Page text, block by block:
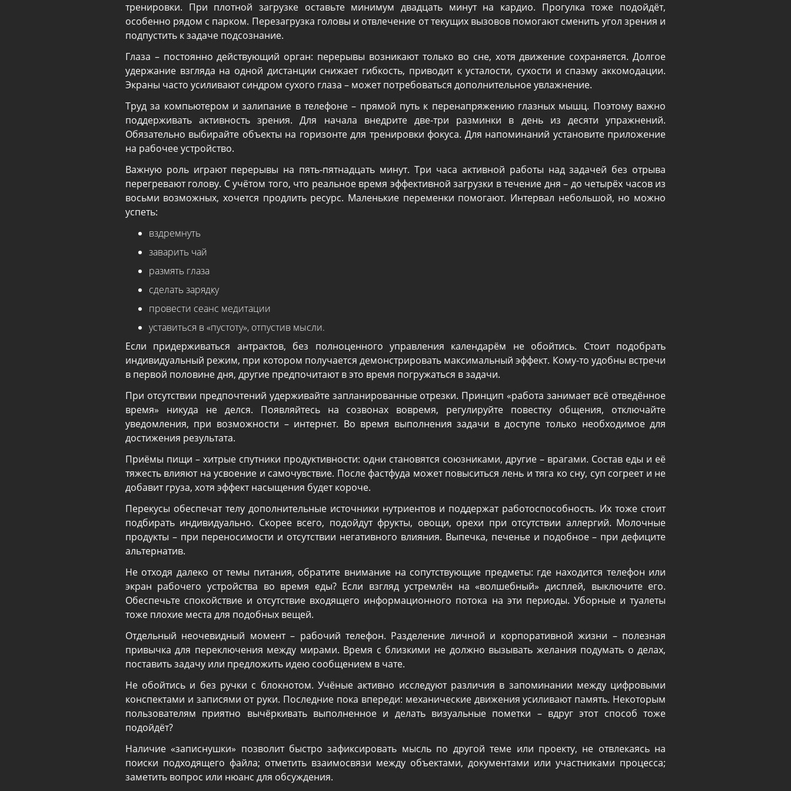
тренировки. При плотной загрузке оставьте минимум двадцать минут на кардио. Прогулка тоже подойдёт,
особенно рядом с парком. Перезагрузка головы и отвлечение от текущих вызовов помогают сменить угол зрения и
подпустить к задаче подсознание.
Глаза – постоянно действующий орган: перерывы возникают только во сне, хотя движение сохраняется. Долгое
удержание взгляда на одной дистанции снижает гибкость, приводит к усталости, сухости и спазму аккомодации.
Экраны часто усиливают синдром сухого глаза – может потребоваться дополнительное увлажнение.
Труд за компьютером и залипание в телефоне – прямой путь к перенапряжению глазных мышц. Поэтому важно
поддерживать активность зрения. Для начала внедрите две-три разминки в день из десяти упражнений.
Обязательно выбирайте объекты на горизонте для тренировки фокуса. Для напоминаний установите приложение
на рабочее устройство.
Важную роль играют перерывы на пять-пятнадцать минут. Три часа активной работы над задачей без отрыва
перегревают голову. С учётом того, что реальное время эффективной загрузки в течение дня – до четырёх часов из
восьми возможных, хочется продлить ресурс. Маленькие переменки помогают. Интервал небольшой, но можно
успеть:
вздремнуть
заварить чай
размять глаза
сделать зарядку
провести сеанс медитации
уставиться в «пустоту», отпустив мысли.
Если придерживаться антрактов, без полноценного управления календарём не обойтись. Стоит подобрать
индивидуальный режим, при котором получается демонстрировать максимальный эффект. Кому-то удобны встречи
в первой половине дня, другие предпочитают в это время погружаться в задачи.
При отсутствии предпочтений удерживайте запланированные отрезки. Принцип «работа занимает всё отведённое
время» никуда не делся. Появляйтесь на созвонах вовремя, регулируйте повестку общения, отключайте
уведомления, при возможности – интернет. Во время выполнения задачи в доступе только необходимое для
достижения результата.
Приёмы пищи – хитрые спутники продуктивности: одни становятся союзниками, другие – врагами. Состав еды и её
тяжесть влияют на усвоение и самочувствие. После фастфуда может повыситься лень и тяга ко сну, суп согреет и не
добавит груза, хотя эффект насыщения будет короче.
Перекусы обеспечат телу дополнительные источники нутриентов и поддержат работоспособность. Их тоже стоит
подбирать индивидуально. Скорее всего, подойдут фрукты, овощи, орехи при отсутствии аллергий. Молочные
продукты – при переносимости и отсутствии негативного влияния. Выпечка, печенье и подобное – при дефиците
альтернатив.
Не отходя далеко от темы питания, обратите внимание на сопутствующие предметы: где находится телефон или
экран рабочего устройства во время еды? Если взгляд устремлён на «волшебный» дисплей, выключите его.
Обеспечьте спокойствие и отсутствие входящего информационного потока на эти периоды. Уборные и туалеты
тоже плохие места для подобных вещей.
Отдельный неочевидный момент – рабочий телефон. Разделение личной и корпоративной жизни – полезная
привычка для переключения между мирами. Время с близкими не должно вызывать желания подумать о делах,
поставить задачу или предложить идею сообщением в чате.
Не обойтись и без ручки с блокнотом. Учёные активно исследуют различия в запоминании между цифровыми
конспектами и записями от руки. Последние пока впереди: механические движения усиливают память. Некоторым
пользователям приятно вычёркивать выполненное и делать визуальные пометки – вдруг этот способ тоже
подойдёт?
Наличие «записнушки» позволит быстро зафиксировать мысль по другой теме или проекту, не отвлекаясь на
поиски подходящего файла; отметить взаимосвязи между объектами, документами или участниками процесса;
заметить вопрос или нюанс для обсуждения.